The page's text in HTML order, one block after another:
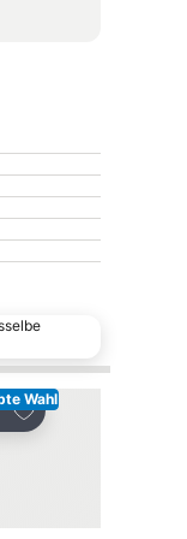
Wahl
Zu Favoriten